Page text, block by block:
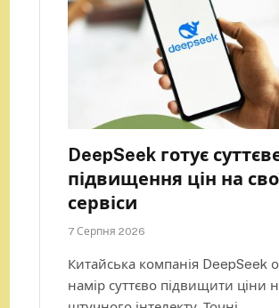
DeepSeek готує
підвищення цін на
сервіси
7 Серпня 2026
Китайська компанія DeepSeek
намір суттєво підвищити ціни